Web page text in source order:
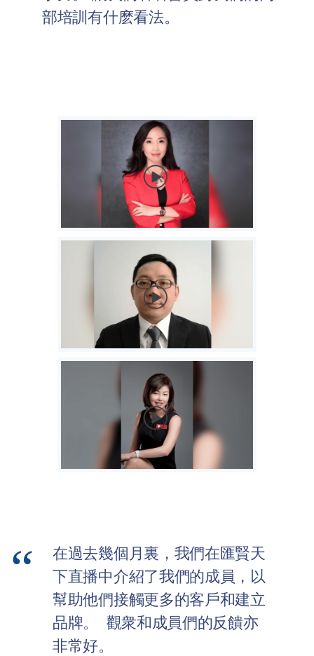
部培訓有什麽看法。
在過去幾個月裏，我們在匯賢天
下直播中介紹了我們的成員，以
幫助他們接觸更多的客戶和建立
品牌。 觀衆和成員們的反饋亦
非常好。